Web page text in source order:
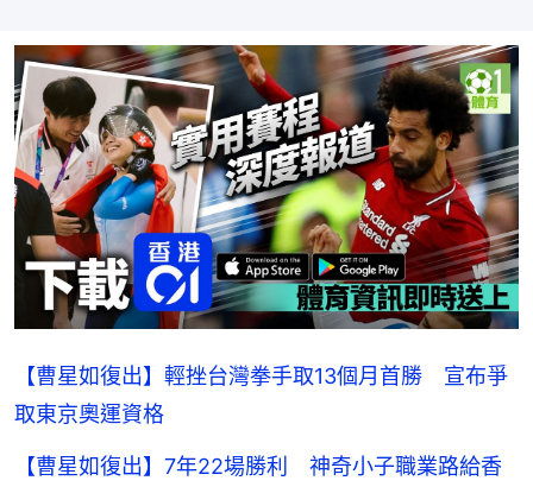
【曹星如復出】輕挫台灣拳手取13個月首勝 宣布爭
取東京奧運資格
【曹星如復出】7年22場勝利 神奇小子職業路給香